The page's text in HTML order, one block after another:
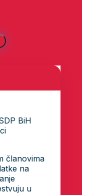
BiH
članovima
na
u